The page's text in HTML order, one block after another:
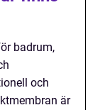
badrum,
och
är